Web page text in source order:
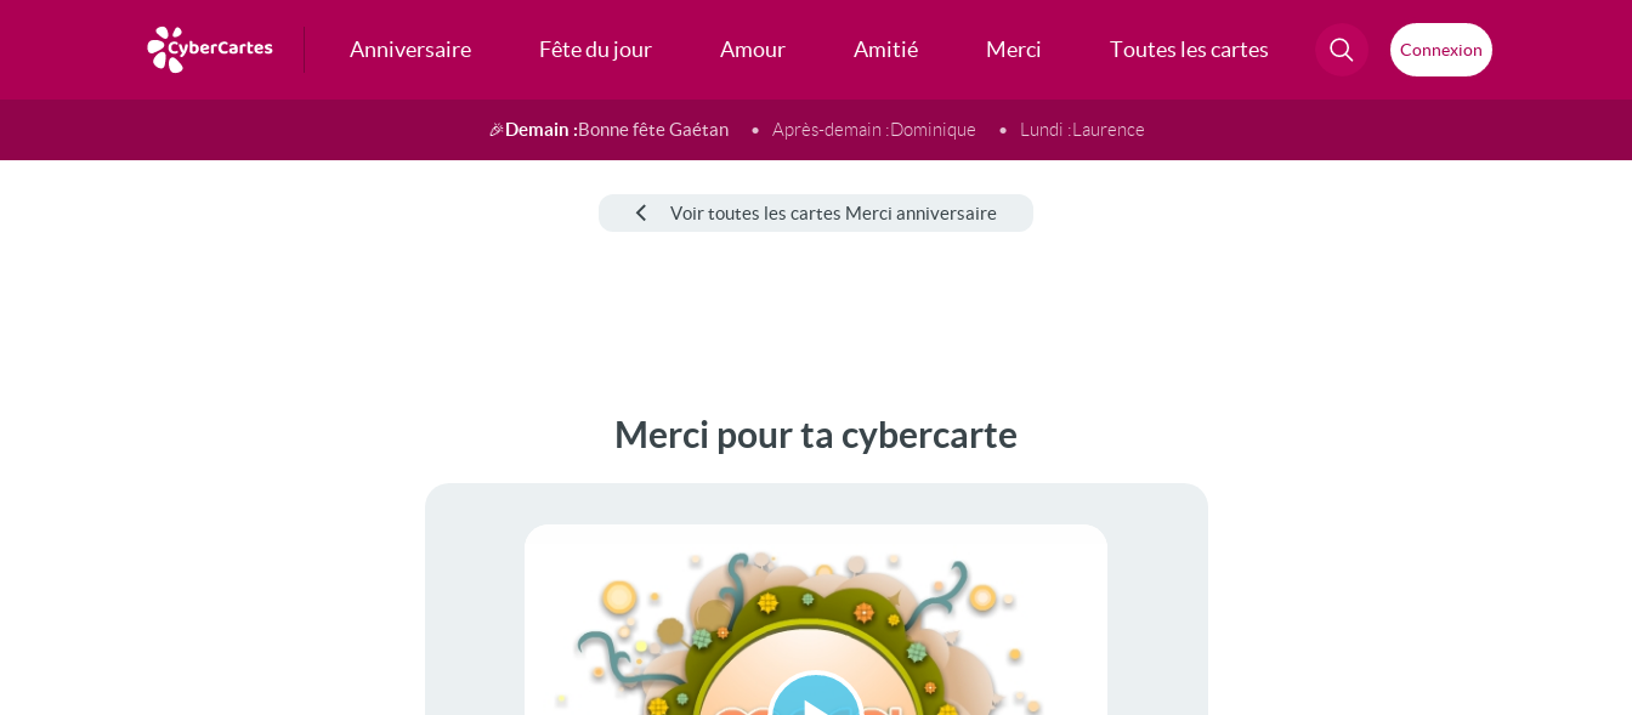
Anniversaire Fête du jour Amour Amitié Merci Toutes les cartes Connexion
🎉Demain :Bonne fête Gaétan Après-demain :Dominique Lundi :Laurence
Voir toutes les cartes Merci anniversaire
Merci pour ta cybercarte